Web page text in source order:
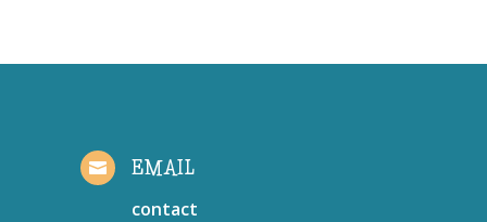
 EMAIL
contact